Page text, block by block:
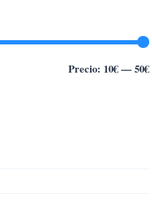
Precio: 10€—50€